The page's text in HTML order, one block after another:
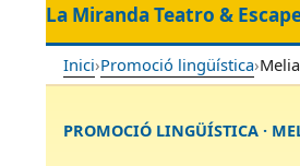
La Miranda Teatro &
Inici›Promoció lingüística›
PROMOCIÓ LINGÜÍSTICA ·